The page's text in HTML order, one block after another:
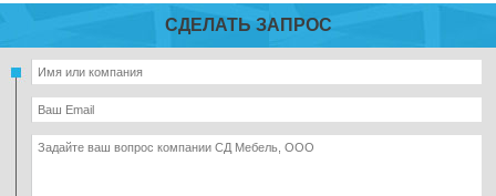
СДЕЛАТЬ ЗАПРОС